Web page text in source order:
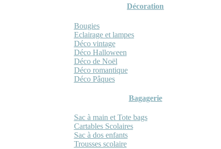
Décoration
Bougies
Eclairage et lampes
Déco vintage
Déco Halloween
Déco de Noël
Déco romantique
Déco Pâques
Bagagerie
Sac à main et Tote bags
Cartables Scolaires
Sac à dos enfants
Trousses scolaire